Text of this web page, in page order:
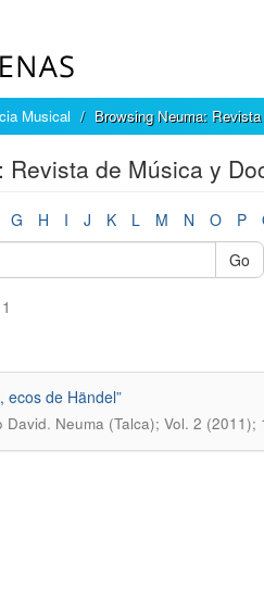
Musical Browsing Neuma:
Revista de Música y
G H I J K L M N O P
Go
ecos de Händel”
David. Neuma (Talca); Vol. 2 (2011);